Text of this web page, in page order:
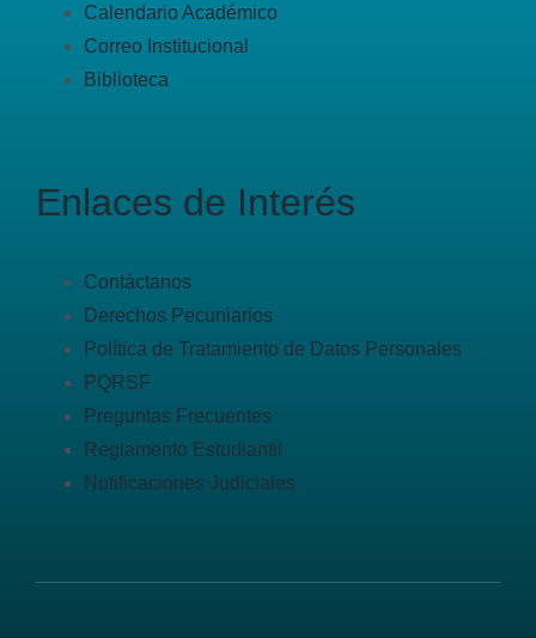
Calendario Académico
Correo Institucional
Biblioteca
Enlaces de Interés
Contáctanos
Derechos Pecuniarios
Política de Tratamiento de Datos Personales
PQRSF
Preguntas Frecuentes
Reglamento Estudiantil
Notificaciones Judiciales